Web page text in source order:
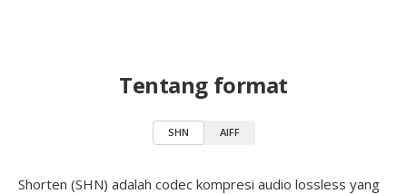
Tentang format
SHN AIFF
Shorten (SHN) adalah codec kompresi audio lossless yang